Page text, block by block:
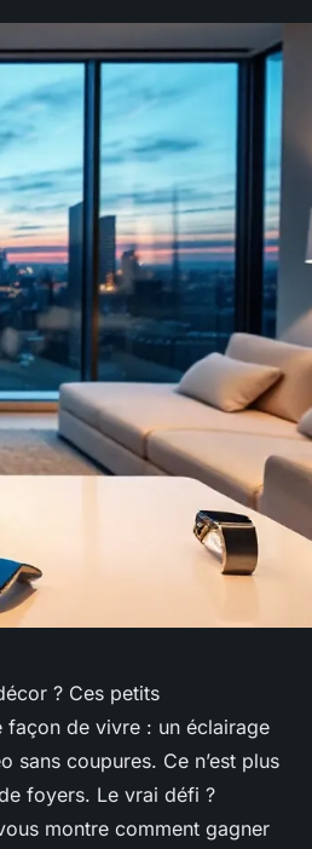
? Ces petits
façon de vivre : un éclairage
sans coupures. Ce n’est plus
foyers. Le vrai défi ?
montre comment gagner